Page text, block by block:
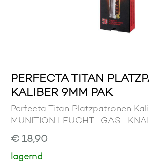
PERFECTA TITAN
KALIBER 9MM PAK
Perfecta Titan Platzpatronen
MUNITION LEUCHT- GAS-
€ 18,90
lagernd